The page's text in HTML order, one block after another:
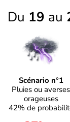
Du 19 au
Scénario n°1
Pluies ou averses
orageuses
42% de